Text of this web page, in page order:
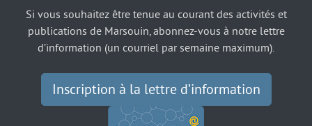
Si vous souhaitez être tenue au courant des activités et
publications de Marsouin, abonnez-vous à notre lettre
d’information (un courriel par semaine maximum).
Inscription à la lettre d’information